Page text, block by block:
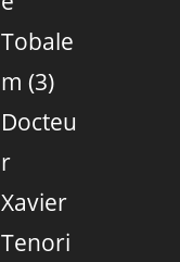
Tobale
m (3)
Docteu
r
Xavier
Tenori